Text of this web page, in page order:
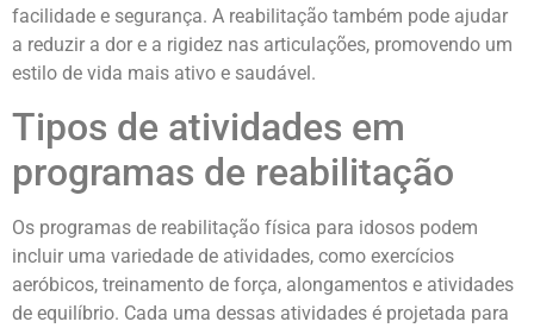
facilidade e segurança. A reabilitação também pode ajudar
a reduzir a dor e a rigidez nas articulações, promovendo um
estilo de vida mais ativo e saudável.
Tipos de atividades em
programas de reabilitação
Os programas de reabilitação física para idosos podem
incluir uma variedade de atividades, como exercícios
aeróbicos, treinamento de força, alongamentos e atividades
de equilíbrio. Cada uma dessas atividades é projetada para